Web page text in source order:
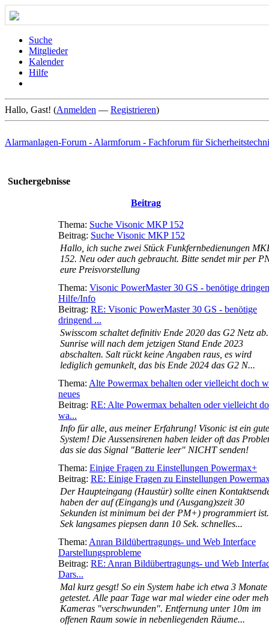
Suche
Mitglieder
Kalender
Hilfe
Hallo, Gast! (Anmelden — Registrieren)
Alarmanlagen-Forum - Alarmforum - Fachforum für
Suchergebnisse
Beitrag
Thema: Suche Visonic MKP 152
Beitrag: Suche Visonic MKP 152
Hallo, ich suche zwei Stück Funkfernbedienungen
152. Neu oder auch gebraucht. Bitte sendet mir per
eure Preisvorstellung
Thema: Visonic PowerMaster 30 GS - benötige
Hilfe/Info
Beitrag: RE: Visonic PowerMaster 30 GS - benötige
dringend ...
Swisscom schaltet definitiv Ende 2020 das G2 Netz ab.
Sunrise will nach dem jetzigen Stand Ende 2023
abschalten. Salt rückt keine Angaben raus, es wird
lediglich gemunkelt, das bis Ende 2024 das G2 N...
Thema: Alte Powermax behalten oder vielleicht doch
neues
Beitrag: RE: Alte Powermax behalten oder vielleicht
wa...
Info für alle, aus meiner Erfahrung! Visonic ist ein
System! Die Aussensirenen haben leider oft das
das sie das Signal "Batterie leer" NICHT senden!
Thema: Einige Fragen zu Einstellungen Powermax+
Beitrag: RE: Einige Fragen zu Einstellungen
Der Haupteingang (Haustür) sollte einen
haben der auf (Eingang)s und (Ausgang)szeit 30
Sekunden ist minimum bei der PM+) programmiert
Sek langsames piepsen dann 10 Sek. schnelles...
Thema: Anran Bildübertragungs- und Web Interface
Darstellungsprobleme
Beitrag: RE: Anran Bildübertragungs- und Web
Dars...
Mal kurz gesgt! So ein System habe ich etwa 3 Monate
getestet. Alle paar Tage war mal wieder eine oder
Kameras "verschwunden". Entfernung unter 10m im
offenen Raum sowie in nebenliegenden Räume...